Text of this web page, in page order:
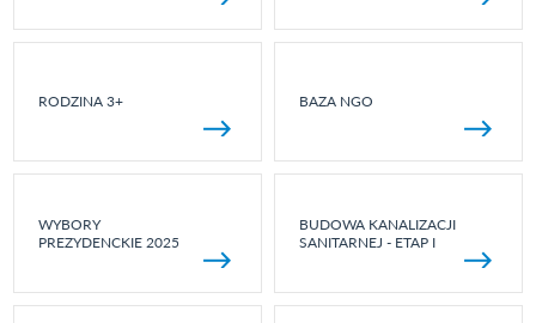
RODZINA 3+ BAZA NGO
WYBORY
PREZYDENCKIE 2025
BUDOWA KANALIZACJI
SANITARNEJ - ETAP I